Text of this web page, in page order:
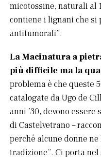
micotossine, naturali al
contiene i lignani che si
antitumorali”.
La Macinatura a
più difficile ma la
problema è che queste
catalogate da Ugo de
anni ’30, devono
di Castelvetrano –
perché alcune donne
tradizione”. Ci porta